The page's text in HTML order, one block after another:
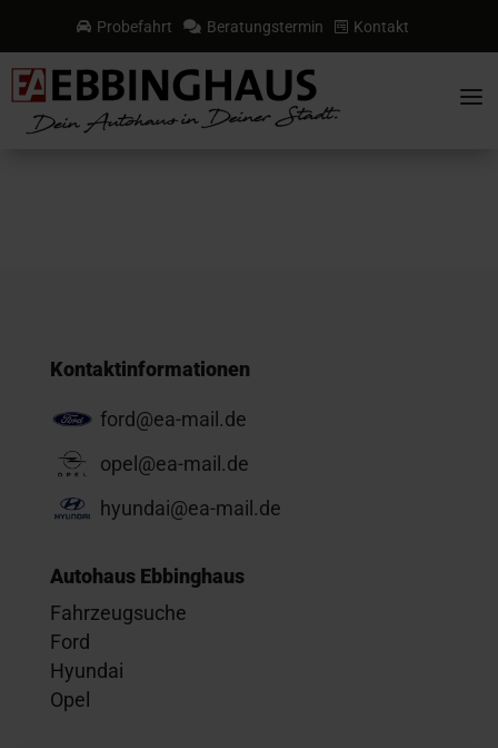
 Probefahrt  Beratungstermin  Kontakt
a
Kontaktinformationen
ford@ea-mail.de
opel@ea-mail.de
hyundai@ea-mail.de
Autohaus Ebbinghaus
Fahrzeugsuche
Ford
Hyundai
Opel